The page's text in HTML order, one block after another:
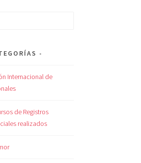
Internacional de
de Registros
realizados